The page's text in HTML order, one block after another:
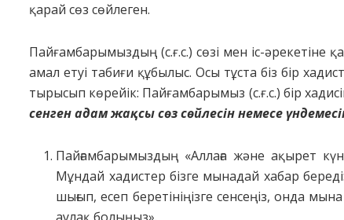
қарай сөз сөйлеген.
Пайғамбарымыздың (с.ғ.с.) сөзі мен іс-
амал етуі табиғи құбылыс. Осы тұста біз бір
тырысып көрейік: Пайғамбарымыз (с.ғ.с.) бір
сенген адам жақсы сөз сөйлесін немесе
Пайғамбарымыздың «Аллаға және ақырет
Мұндай хадистер бізге мынадай хабар
шығып, есеп беретініңізге сенсеңіз, онда